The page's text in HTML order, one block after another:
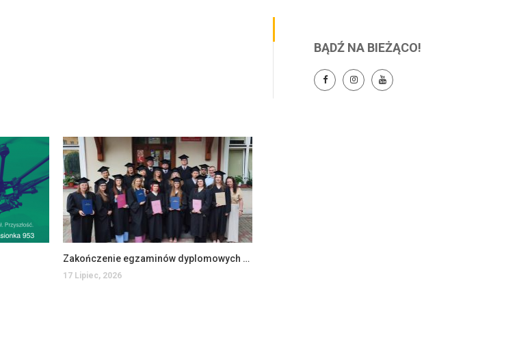
Zakończenie egzaminów dyplomowych na Wydziale Ekonomii i Zarządzania
17 Lipiec, 2026
BĄDŹ NA BIEŻĄCO!